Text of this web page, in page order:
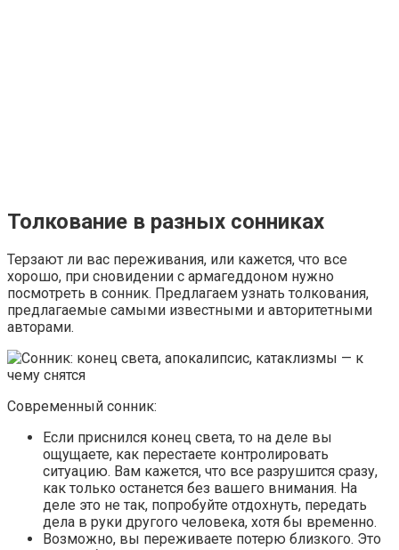
Толкование в разных сонниках
Терзают ли вас переживания, или кажется, что все
хорошо, при сновидении с армагеддоном нужно
посмотреть в сонник. Предлагаем узнать толкования,
предлагаемые самыми известными и авторитетными
авторами.
Современный сонник:
Если приснился конец света, то на деле вы
ощущаете, как перестаете контролировать
ситуацию. Вам кажется, что все разрушится сразу,
как только останется без вашего внимания. На
деле это не так, попробуйте отдохнуть, передать
дела в руки другого человека, хотя бы временно.
Возможно, вы переживаете потерю близкого. Это